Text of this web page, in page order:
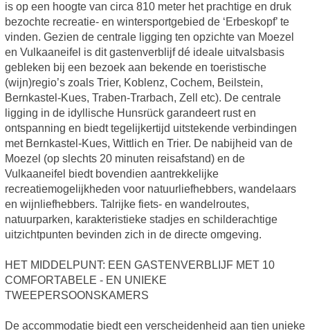
is op een hoogte van circa 810 meter het prachtige en druk
bezochte recreatie- en wintersportgebied de ‘Erbeskopf’ te
vinden. Gezien de centrale ligging ten opzichte van Moezel
en Vulkaaneifel is dit gastenverblijf dé ideale uitvalsbasis
gebleken bij een bezoek aan bekende en toeristische
(wijn)regio’s zoals Trier, Koblenz, Cochem, Beilstein,
Bernkastel-Kues, Traben-Trarbach, Zell etc). De centrale
ligging in de idyllische Hunsrück garandeert rust en
ontspanning en biedt tegelijkertijd uitstekende verbindingen
met Bernkastel-Kues, Wittlich en Trier. De nabijheid van de
Moezel (op slechts 20 minuten reisafstand) en de
Vulkaaneifel biedt bovendien aantrekkelijke
recreatiemogelijkheden voor natuurliefhebbers, wandelaars
en wijnliefhebbers. Talrijke fiets- en wandelroutes,
natuurparken, karakteristieke stadjes en schilderachtige
uitzichtpunten bevinden zich in de directe omgeving.
HET MIDDELPUNT: EEN GASTENVERBLIJF MET 10
COMFORTABELE - EN UNIEKE
TWEEPERSOONSKAMERS
De accommodatie biedt een verscheidenheid aan tien unieke